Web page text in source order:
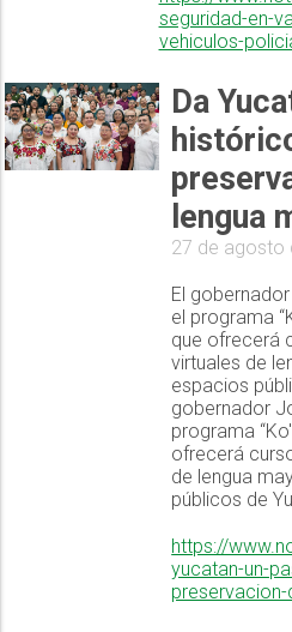
seguridad-en-
vehiculos-
Da
lengua
27 de agosto
El
el programa
que ofrecerá
virtuales de
espacios
gobernador
programa
ofrecerá
de lengua
públicos de
https://
yucatan-un-